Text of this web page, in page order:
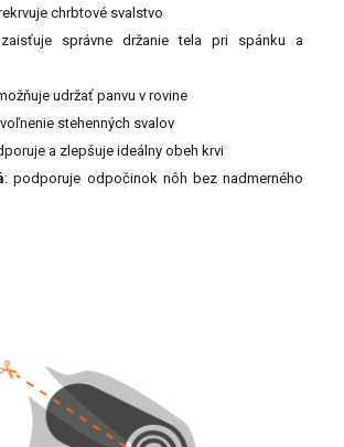
chrbtové svalstvo
správne držanie tela pri spánku a
udržať panvu v rovine
stehenných svalov
a zlepšuje ideálny obeh krvi
: podporuje odpočinok nôh bez nadmerného